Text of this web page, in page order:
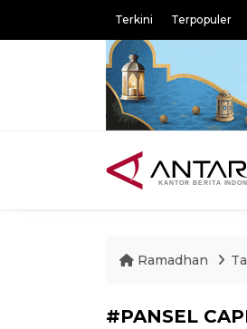
Terkini Terpopuler
Ramadhan
#PANSEL